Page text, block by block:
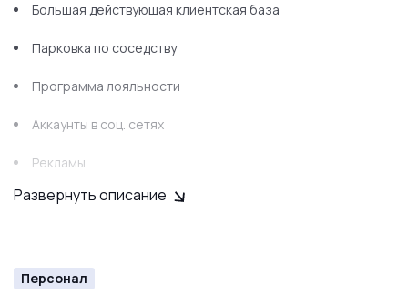
Видеонаблюдение
Большая действующая клиентская база
Парковка по соседству
Программа лояльности
Аккаунты в соц. сетях
Рекламы
Контакты поставщиков
Личный опыт по ведению и развитию бизнеса
Развернуть описание
Персонал